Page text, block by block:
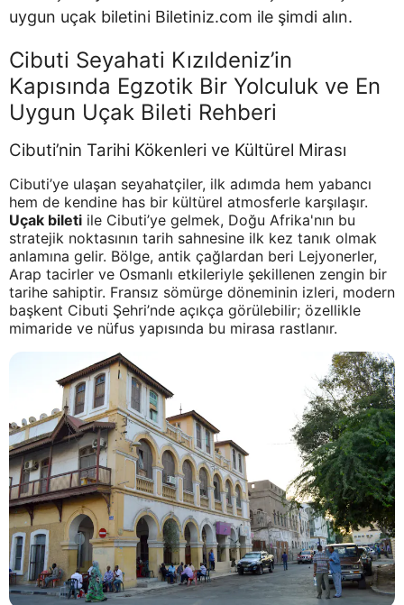
uygun uçak biletini Biletiniz.com ile şimdi alın.
Cibuti Seyahati Kızıldeniz’in
Kapısında Egzotik Bir Yolculuk ve En
Uygun Uçak Bileti Rehberi
Cibuti’nin Tarihi Kökenleri ve Kültürel Mirası
Cibuti’ye ulaşan seyahatçiler, ilk adımda hem yabancı
hem de kendine has bir kültürel atmosferle karşılaşır.
Uçak bileti ile Cibuti’ye gelmek, Doğu Afrika'nın bu
stratejik noktasının tarih sahnesine ilk kez tanık olmak
anlamına gelir. Bölge, antik çağlardan beri Lejyonerler,
Arap tacirler ve Osmanlı etkileriyle şekillenen zengin bir
tarihe sahiptir. Fransız sömürge döneminin izleri, modern
başkent Cibuti Şehri’nde açıkça görülebilir; özellikle
mimaride ve nüfus yapısında bu mirasa rastlanır.